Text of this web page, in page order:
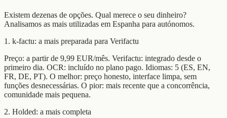
Existem dezenas de opções. Qual merece o seu dinheiro?
Analisamos as mais utilizadas em Espanha para autónomos.
1. k-factu: a mais preparada para Verifactu
Preço: a partir de 9,99 EUR/mês. Verifactu: integrado desde o
primeiro dia. OCR: incluído no plano pago. Idiomas: 5 (ES, EN,
FR, DE, PT). O melhor: preço honesto, interface limpa, sem
funções desnecessárias. O pior: mais recente que a concorrência,
comunidade mais pequena.
2. Holded: a mais completa